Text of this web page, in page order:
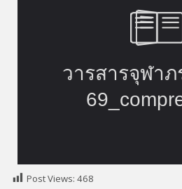
Post Views: 468